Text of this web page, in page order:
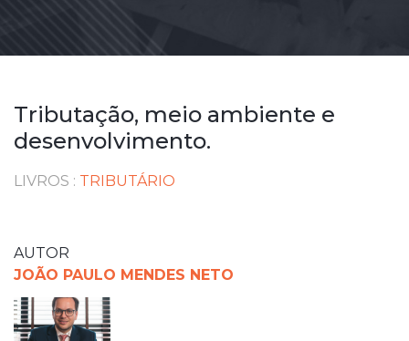
Tributação, meio ambiente e
desenvolvimento.
LIVROS : TRIBUTÁRIO
AUTOR
JOÃO PAULO MENDES NETO